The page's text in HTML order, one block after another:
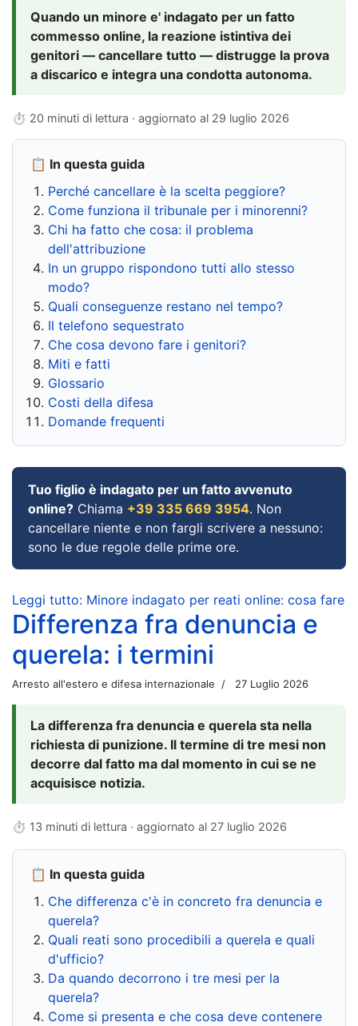
Quando un minore e' indagato per un fatto
commesso online, la reazione istintiva dei
genitori — cancellare tutto — distrugge la prova
a discarico e integra una condotta autonoma.
⏱ 20 minuti di lettura · aggiornato al 29 luglio 2026
📋 In questa guida
Perché cancellare è la scelta peggiore?
Come funziona il tribunale per i minorenni?
Chi ha fatto che cosa: il problema
dell'attribuzione
In un gruppo rispondono tutti allo stesso
modo?
Quali conseguenze restano nel tempo?
Il telefono sequestrato
Che cosa devono fare i genitori?
Miti e fatti
Glossario
Costi della difesa
Domande frequenti
Tuo figlio è indagato per un fatto avvenuto
online? Chiama +39 335 669 3954. Non
cancellare niente e non fargli scrivere a nessuno:
sono le due regole delle prime ore.
Leggi tutto: Minore indagato per reati online: cosa fare
Differenza fra denuncia e
querela: i termini
Arresto all'estero e difesa internazionale 27 Luglio 2026
La differenza fra denuncia e querela sta nella
richiesta di punizione. Il termine di tre mesi non
decorre dal fatto ma dal momento in cui se ne
acquisisce notizia.
⏱ 13 minuti di lettura · aggiornato al 27 luglio 2026
📋 In questa guida
Che differenza c'è in concreto fra denuncia e
querela?
Quali reati sono procedibili a querela e quali
d'ufficio?
Da quando decorrono i tre mesi per la
querela?
Come si presenta e che cosa deve contenere